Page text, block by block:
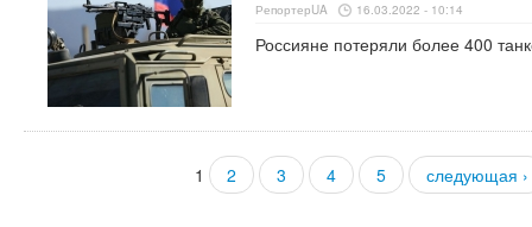
РепортерUA 16.03.2022 - 10:14
Россияне потеряли более 400
1 2 3 4 5 следующая ›